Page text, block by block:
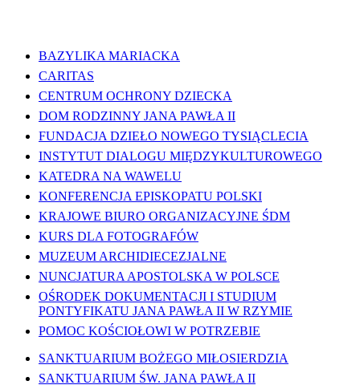
BAZYLIKA MARIACKA
CARITAS
CENTRUM OCHRONY DZIECKA
DOM RODZINNY JANA PAWŁA II
FUNDACJA DZIEŁO NOWEGO TYSIĄCLECIA
INSTYTUT DIALOGU MIĘDZYKULTUROWEGO
KATEDRA NA WAWELU
KONFERENCJA EPISKOPATU POLSKI
KRAJOWE BIURO ORGANIZACYJNE ŚDM
KURS DLA FOTOGRAFÓW
MUZEUM ARCHIDIECEZJALNE
NUNCJATURA APOSTOLSKA W POLSCE
OŚRODEK DOKUMENTACJI I STUDIUM
PONTYFIKATU JANA PAWŁA II W RZYMIE
POMOC KOŚCIOŁOWI W POTRZEBIE
SANKTUARIUM BOŻEGO MIŁOSIERDZIA
SANKTUARIUM ŚW. JANA PAWŁA II